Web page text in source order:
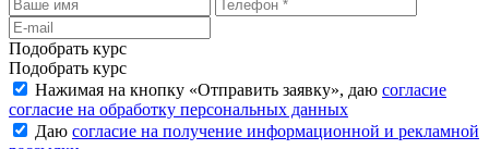
Подобрать курс
Подобрать курс
Нажимая на кнопку «Отправить заявку», даю согласие
согласие на обработку персональных данных
Даю согласие на получение информационной и рекламной